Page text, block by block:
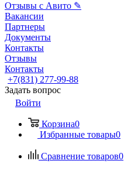
Отзывы с Авито ✎
Вакансии
Партнеры
Документы
Контакты
Отзывы
Контакты
+7(831) 277-99-88
Задать вопрос
Войти
Корзина0
Избранные товары0
Сравнение товаров0